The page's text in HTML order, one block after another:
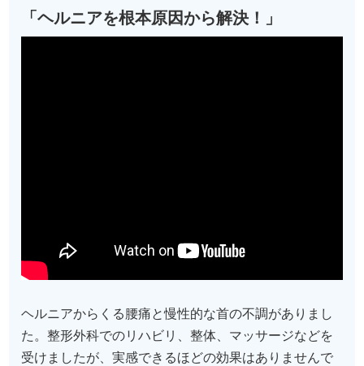
「ヘルニアを根本原因から解決！」
ヘルニアからくる腰痛と慢性的な首の不調がありまし
た。整形外科でのリハビリ、整体、マッサージなどを
受けましたが、実感できるほどの効果はありませんで